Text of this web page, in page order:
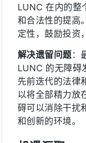
LUNC 在内的整
和合法性的提高
定性，鼓励投资
解决遗留问题：
LUNC 的无障碍
先前迭代的法律
以将全部精力放
碍可以消除干扰
和创新的环境。